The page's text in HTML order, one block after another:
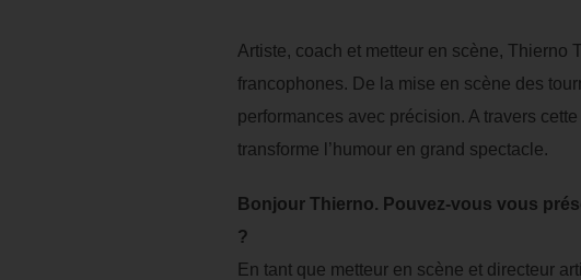
Artiste, coach et metteur en scène, Thierno
francophones. De la mise en scène des
performances avec précision. A travers
transforme l’humour en grand spectacle.
Bonjour Thierno. Pouvez-vous vous
?
En tant que metteur en scène et directeur